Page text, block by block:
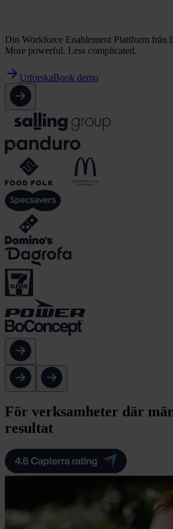
Din Workforce Enablement Plattform från
More powerful. Less complicated.
UtforskaBook demo
För verksamheter där
resultat